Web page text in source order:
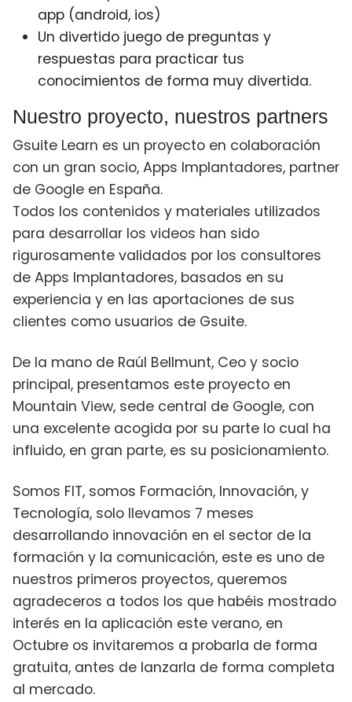
app (android, ios)
Un divertido juego de preguntas y
respuestas para practicar tus
conocimientos de forma muy divertida.
Nuestro proyecto, nuestros partners
Gsuite Learn es un proyecto en colaboración
con un gran socio, Apps Implantadores, partner
de Google en España.
Todos los contenidos y materiales utilizados
para desarrollar los videos han sido
rigurosamente validados por los consultores
de Apps Implantadores, basados en su
experiencia y en las aportaciones de sus
clientes como usuarios de Gsuite.
De la mano de Raúl Bellmunt, Ceo y socio
principal, presentamos este proyecto en
Mountain View, sede central de Google, con
una excelente acogida por su parte lo cual ha
influido, en gran parte, es su posicionamiento.
Somos FIT, somos Formación, Innovación, y
Tecnología, solo llevamos 7 meses
desarrollando innovación en el sector de la
formación y la comunicación, este es uno de
nuestros primeros proyectos, queremos
agradeceros a todos los que habéis mostrado
interés en la aplicación este verano, en
Octubre os invitaremos a probarla de forma
gratuita, antes de lanzarla de forma completa
al mercado.